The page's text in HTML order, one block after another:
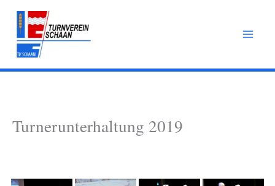
Zum
Inhalt
springen
Turnerunterhaltung 2019